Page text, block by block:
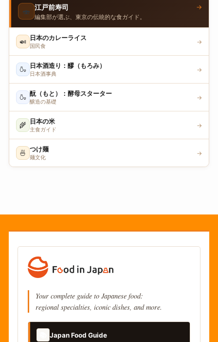
🍣 江戸前寿司
編集部が選ぶ、東京の伝統的な食ガイド。
→
🍛 日本のカレーライス
国民食
→
🍶 日本酒造り：醪（もろみ）
日本酒事典
→
🍶 酛（もと）：酵母スターター
醸造の基礎
→
🌾 日本の米
主食ガイド
→
🍜 つけ麺
麺文化
→
Your complete guide to Japanese food:
regional specialties, iconic dishes, and more.
Japan Food Guide